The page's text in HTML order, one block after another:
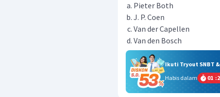
Pieter Both
J. P. Coen
Van der Capellen
Van den Bosch
Ikuti Tryout SNBT
Habis dalam
01 :